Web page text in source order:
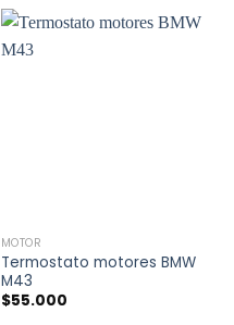
MOTOR
Termostato motores BMW
M43
$55.000